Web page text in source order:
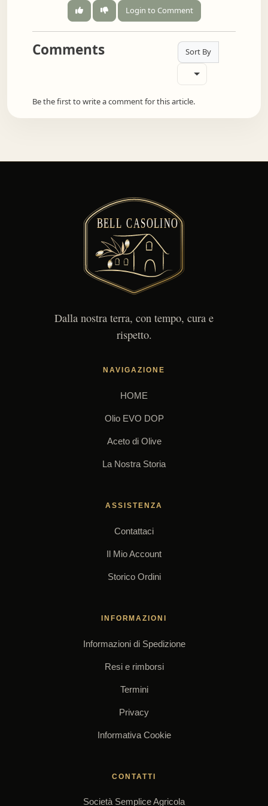
Login to Comment
Comments Sort By
Be the first to write a comment for this article.
Dalla nostra terra, con tempo, cura e
rispetto.
NAVIGAZIONE
HOME
Olio EVO DOP
Aceto di Olive
La Nostra Storia
ASSISTENZA
Contattaci
Il Mio Account
Storico Ordini
INFORMAZIONI
Informazioni di Spedizione
Resi e rimborsi
Termini
Privacy
Informativa Cookie
CONTATTI
Società Semplice Agricola